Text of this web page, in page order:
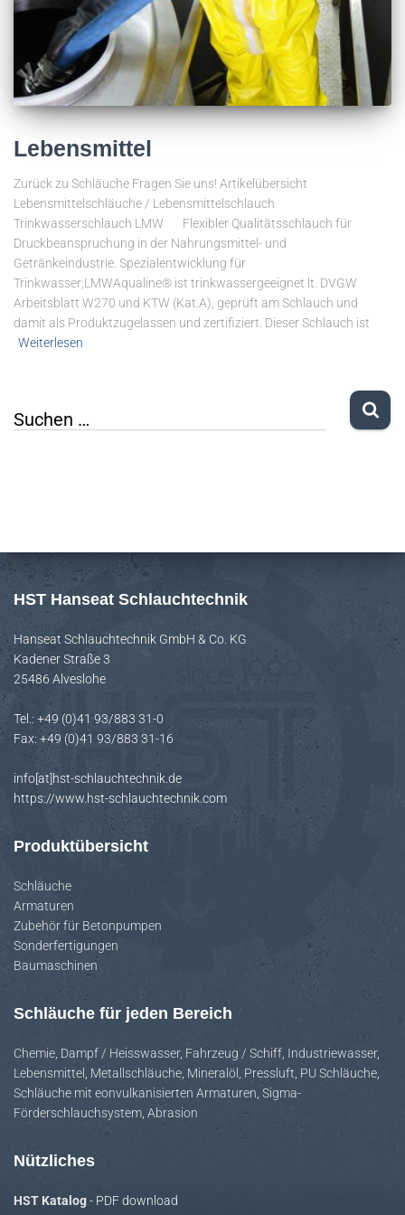
Lebensmittel
Zurück zu Schläuche Fragen Sie uns! Artikelübersicht
Lebensmittelschläuche / Lebensmittelschlauch
Trinkwasserschlauch LMW Flexibler Qualitätsschlauch für
Druckbeanspruchung in der Nahrungsmittel- und
Getränkeindustrie. Spezialentwicklung für
Trinkwasser;LMWAqualine® ist trinkwassergeeignet lt. DVGW
Arbeitsblatt W270 und KTW (Kat.A), geprüft am Schlauch und
damit als Produktzugelassen und zertifiziert. Dieser Schlauch ist
Weiterlesen
S
n
c
h
Suchen …
HST Hanseat Schlauchtechnik
Hanseat Schlauchtechnik GmbH & Co. KG
Kadener Straße 3
25486 Alveslohe
Tel.: +49 (0)41 93/883 31-0
Fax: +49 (0)41 93/883 31-16
info[at]hst-schlauchtechnik.de
https://www.hst-schlauchtechnik.com
Produktübersicht
Schläuche
Armaturen
Zubehör für Betonpumpen
Sonderfertigungen
Baumaschinen
Schläuche für jeden Bereich
Chemie Dampf / Heisswasser, Fahrzeug / Schiff Industriewasser,
Lebensmittel
Metallschläuche Mineralöl Pressluft PU Schläuche
Schläuche mit eonvulkanisierten Armaturen Sigma-
Förderschlauchsystem Abrasion
Nützliches
HST Katalog- PDF download